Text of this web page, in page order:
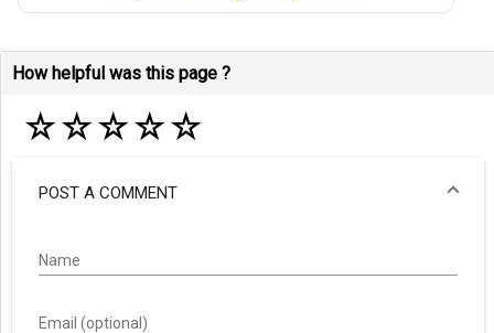
How helpful was this page ?
☆☆☆☆☆
POST A COMMENT
Name
Email (optional)